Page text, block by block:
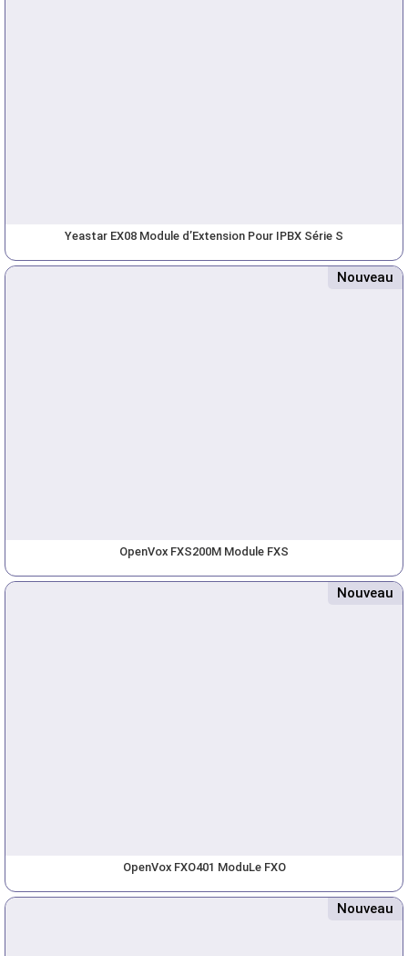
Yeastar EX08 Module d’Extension Pour IPBX Série S
Nouveau
OpenVox FXS200M Module FXS
Nouveau
OpenVox FXO401 ModuLe FXO
Nouveau